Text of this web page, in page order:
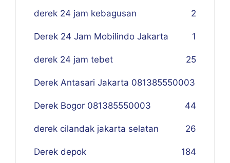
derek 24 jam kebagusan 2
Derek 24 Jam Mobilindo Jakarta 1
derek 24 jam tebet 25
Derek Antasari Jakarta 081385550003
4
Derek Bogor 081385550003 4
derek cilandak jakarta selatan 26
Derek depok 184